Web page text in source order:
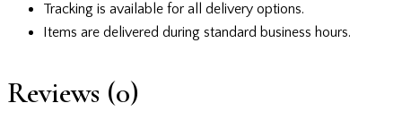
Tracking is available for all delivery options.
Items are delivered during standard business hours.
Reviews (0)